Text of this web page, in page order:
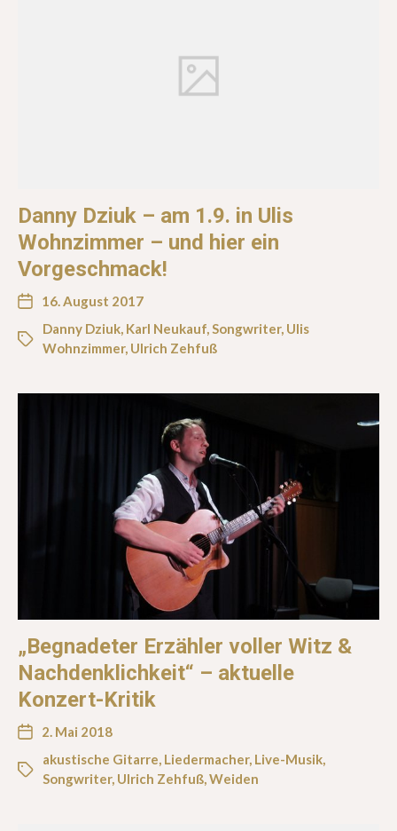
Danny Dziuk – am 1.9. in Ulis
Wohnzimmer – und hier ein
Vorgeschmack!
16. August 2017
Danny Dziuk, Karl Neukauf,Songwriter, Ulis
Wohnzimmer, Ulrich Zehfuß
„Begnadeter Erzähler voller Witz &
Nachdenklichkeit“ – aktuelle
Konzert-Kritik
2. Mai 2018
akustische Gitarre, Liedermacher, Live-Musik,
Songwriter, Ulrich Zehfuß,Weiden